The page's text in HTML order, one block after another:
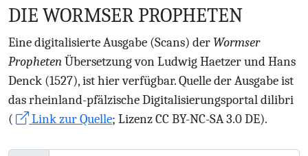
DIE WORMSER PROPHETEN
Eine digitalisierte Ausgabe (Scans) der Wormser
ProphetenÜbersetzung von Ludwig Haetzer und Hans
Denck (1527), ist hier verfügbar. Quelle der Ausgabe ist
das rheinland-pfälzische Digitalisierungsportal dilibri
(
Link zur Quelle; Lizenz CC BY-NC-SA 3.0 DE).